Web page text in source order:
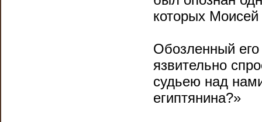
которых
Обозленный
язвительно
судьею над
египтянина?»